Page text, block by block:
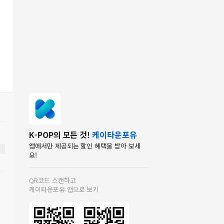
K-POP의 모든 것! 케이타운포유
앱에서만 제공되는 할인 혜택을 받아 보세
요!
QR코드 스캔하고
케이타운포유 앱으로 보기